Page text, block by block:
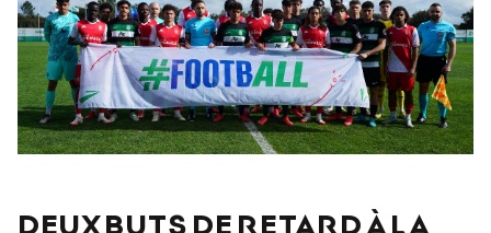
DEUX BUTS DE RETARD À LA